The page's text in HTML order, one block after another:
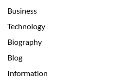
Business
Technology
Biography
Blog
Information